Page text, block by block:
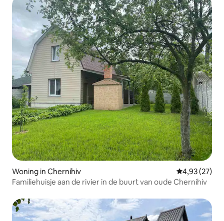
Woning in Chernihiv Gemiddelde
4,93 (27)
Familiehuisje aan de rivier in de buurt van oude Chernihiv